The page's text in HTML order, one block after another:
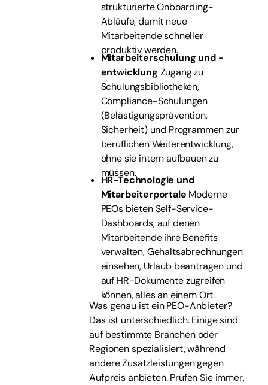
strukturierte Onboarding-
Abläufe, damit neue
Mitarbeitende schneller
produktiv werden.
Mitarbeiterschulung und -
entwicklung Zugang zu
Schulungsbibliotheken,
Compliance-Schulungen
(Belästigungsprävention,
Sicherheit) und Programmen zur
beruflichen Weiterentwicklung,
ohne sie intern aufbauen zu
müssen.
HR-Technologie und
Mitarbeiterportale Moderne
PEOs bieten Self-Service-
Dashboards, auf denen
Mitarbeitende ihre Benefits
verwalten, Gehaltsabrechnungen
einsehen, Urlaub beantragen und
auf HR-Dokumente zugreifen
können, alles an einem Ort.
Was genau ist ein PEO-Anbieter?
Das ist unterschiedlich. Einige sind
auf bestimmte Branchen oder
Regionen spezialisiert, während
andere Zusatzleistungen gegen
Aufpreis anbieten. Prüfen Sie immer,